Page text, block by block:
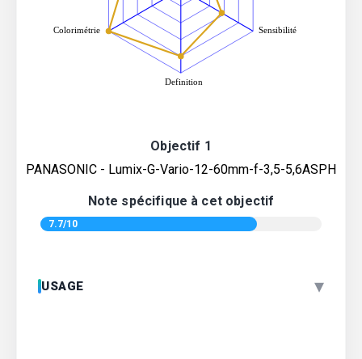
Objectif 1
PANASONIC - Lumix-G-Vario-12-60mm-f-3,5-5,6ASPH
Note spécifique à cet objectif
7.7/10
USAGE ▾